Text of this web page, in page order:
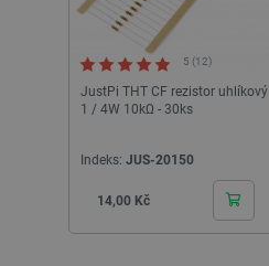
5 (12)
JustPi THT CF rezistor uhlíkový
1 / 4W 10kΩ - 30ks
Indeks: JUS-20150
Cena
14,00 Kč